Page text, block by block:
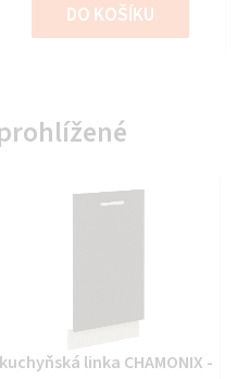
DO KOŠÍKU
Průměrné
kuchyňská linka CHAMONIX -